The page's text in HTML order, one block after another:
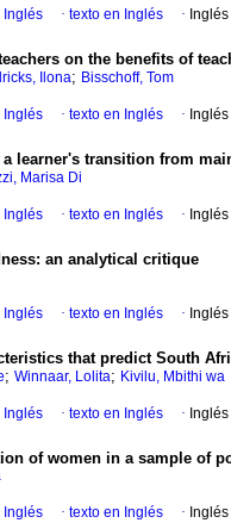
Inglés · texto en Inglés ·
on the benefits of
Ilona; Bisschoff, Tom
Inglés · texto en Inglés ·
learner's transition from
Marisa Di
Inglés · texto en Inglés ·
: an analytical critique
Inglés · texto en Inglés ·
that predict South
; Winnaar, Lolita; Kivilu, Mbithi wa
Inglés · texto en Inglés ·
of women in a sample of
Inglés · texto en Inglés ·